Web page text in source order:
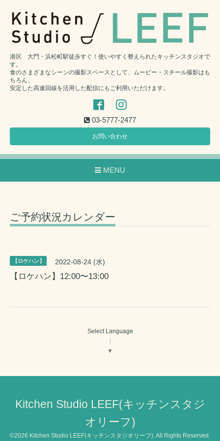
港区 大門・浜松町駅徒歩すぐ！使いやすく整えられたキッチンスタジオで
す。
食のさまざまなシーンの撮影スペースとして、ムービー・スチール撮影はも
ちろん、
安定した高速回線を活用した配信にもご利用いただけます。
03-5777-2477
お問い合わせ
MENU
ご予約状況カレンダー
【ロケハン】 2022-08-24 (水)
【ロケハン】12:00〜13:00
Select Language
▼
Kitchen Studio LEEF(キッチンスタジ
オリーフ)
©2026 Kitchen Studio LEEF(キッチンスタジオリーフ) . All Rights Reserved.